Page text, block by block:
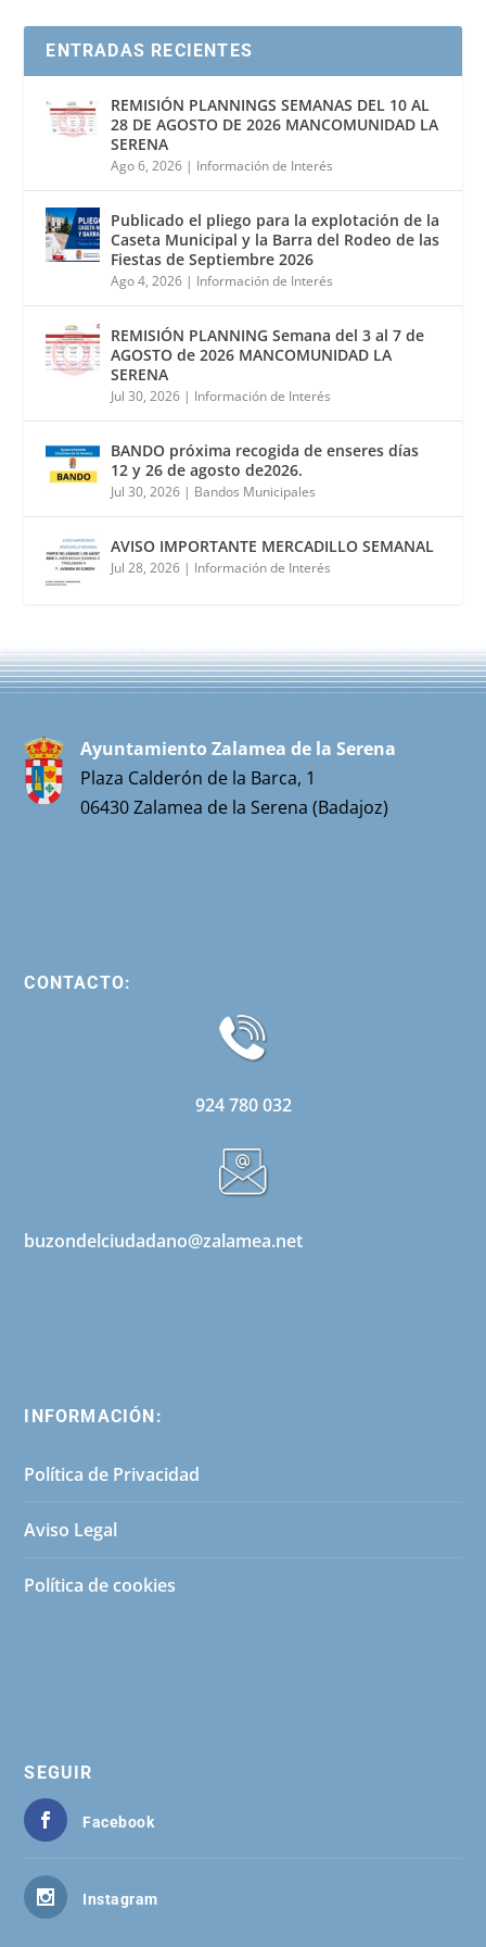
o
k
r p
p
ENTRADAS RECIENTES
REMISIÓN PLANNINGS SEMANAS DEL 10 AL
28 DE AGOSTO DE 2026 MANCOMUNIDAD LA
SERENA
Ago 6, 2026 | Información de Interés
Publicado el pliego para la explotación de la
Caseta Municipal y la Barra del Rodeo de las
Fiestas de Septiembre 2026
Ago 4, 2026 | Información de Interés
REMISIÓN PLANNING Semana del 3 al 7 de
AGOSTO de 2026 MANCOMUNIDAD LA
SERENA
Jul 30, 2026 | Información de Interés
BANDO próxima recogida de enseres días
12 y 26 de agosto de2026.
Jul 30, 2026 | Bandos Municipales
AVISO IMPORTANTE MERCADILLO SEMANAL
Jul 28, 2026 | Información de Interés
Ayuntamiento Zalamea de la Serena
Plaza Calderón de la Barca, 1
06430 Zalamea de la Serena (Badajoz)
CONTACTO:
924 780 032
buzondelciudadano@zalamea.net
INFORMACIÓN:
Política de Privacidad
Aviso Legal
Política de cookies
SEGUIR
Facebook
Instagram